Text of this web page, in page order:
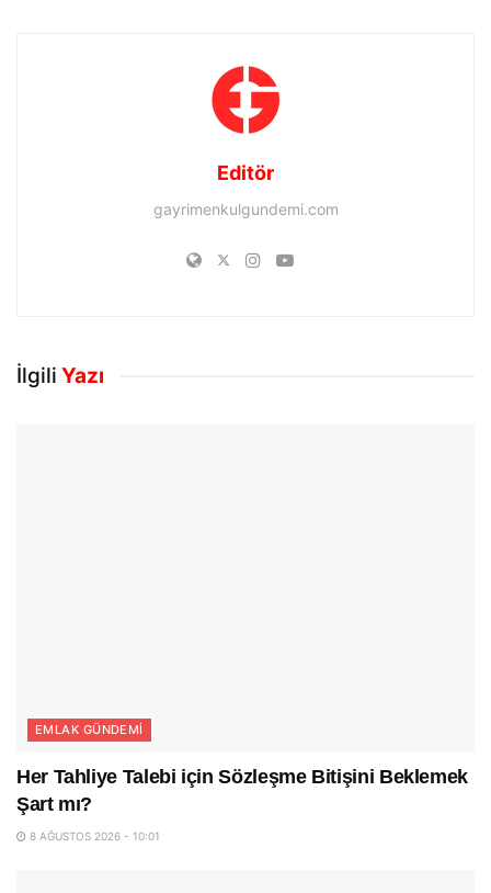
Editör
gayrimenkulgundemi.com
İlgili Yazı
EMLAK GÜNDEMI
Her Tahliye Talebi için Sözleşme Bitişini Beklemek
Şart mı?
8 AĞUSTOS 2026 - 10:01